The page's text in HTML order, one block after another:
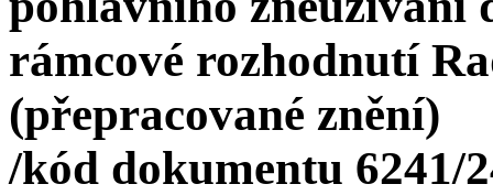
rámcové rozhodnutí
(přepracované znění)
/kód dokumentu 6241/